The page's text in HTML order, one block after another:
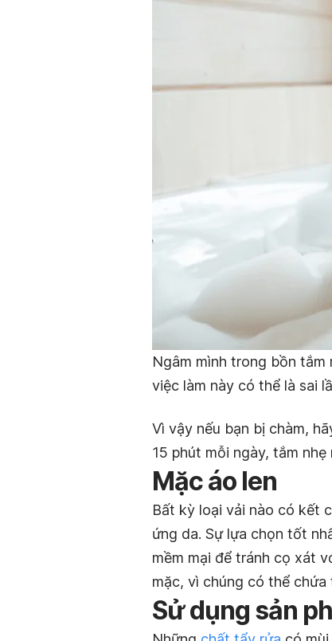
Ngâm mình trong bồn
việc làm này có thể là sai
Vì vậy nếu bạn bị chàm,
15 phút mỗi ngày, tắm
Mặc áo len
Bất kỳ loại vải nào có kết
ứng da. Sự lựa chọn tốt
mềm mại để tránh cọ xát
mặc, vì chúng có thể
Sử dụng sản